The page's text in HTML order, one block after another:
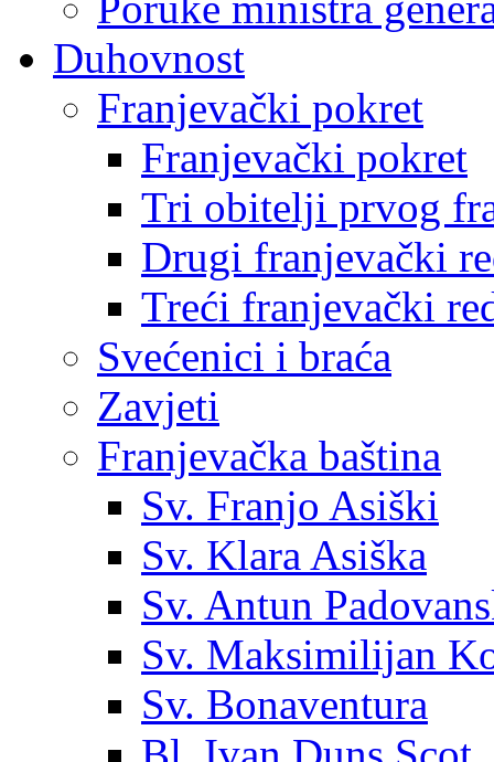
Duhovnost
Franjevački pokret
Franjevački pokret
Tri obitelji prvog
Drugi franjevački
Treći franjevački
Svećenici i braća
Zavjeti
Franjevačka baština
Sv. Franjo Asiški
Sv. Klara Asiška
Sv. Antun
Sv. Maksimilijan
Sv. Bonaventura